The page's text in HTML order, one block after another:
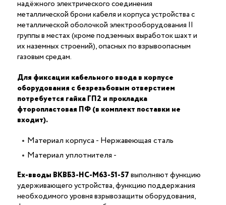
надёжного электрического соединения
металлической брони кабеля и корпуса устройства c
металлической оболочкой электрооборудования II
группы в местах (кроме подземных выработок шахт и
их наземных строений), опасных по взрывоопасным
газовым средам.
Для фиксации кабельного ввода в корпусе
оборудования с безрезьбовым отверстием
потребуется гайка ГП2 и прокладка
фторопластовая ПФ (в комплект поставки не
входит).
Материал корпуса - Нержавеющая сталь
Материал уплотнителя -
Ex-вводы ВКВБ3-НС-M63-51-57выполняют функцию
удерживающего устройства, функцию поддержания
необходимого уровня взрывозащиты оборудования,